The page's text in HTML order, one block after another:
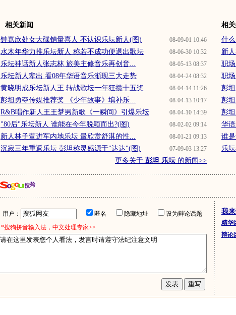
相关新闻
08-09-01 10:46
钟嘉欣处女大碟销量喜人 不认识乐坛新人(图)
08-06-30 10:32
水木年华力推乐坛新人 称若不成功便退出歌坛
08-05-13 08:37
乐坛神话新人张志林 旅美主修音乐再创音...
08-04-24 08:32
乐坛新人辈出 看08年华语音乐渐现三大走势
08-04-14 11:26
黄晓明成乐坛新人王 转战歌坛一年狂揽十五奖
08-04-13 10:17
彭坦勇夺传媒推荐奖 《少年故事》填补乐...
08-04-10 14:39
R&B唱作新人王王梦男新歌《一瞬间》引爆乐坛
08-02-02 09:14
"80后"乐坛新人 谁能在今年脱颖而出?(图)
08-01-21 09:13
新人林子萱进军内地乐坛 最欣赏舒淇的性...
07-09-03 13:27
沉寂三年重返乐坛 彭坦称灵感源于"达达"(图)
更多关于 彭坦 乐坛的新闻>>
相
什
新
职
职
彭
彭
彭
华
谁
乐
用户： 匿名 隐藏地址
设为辩论话题
*搜狗拼音输入法，中文处理专家>>
我
精华
辩论